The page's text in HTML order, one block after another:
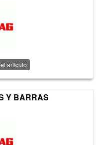
artículo
Y BARRAS